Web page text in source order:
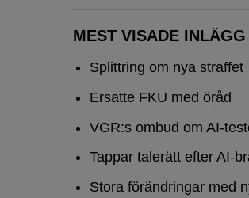
MEST VISADE INLÄGG
Splittring om nya straffet
Ersatte FKU med öråd
VGR:s ombud om AI-
Tappar talerätt efter AI-
Stora förändringar med